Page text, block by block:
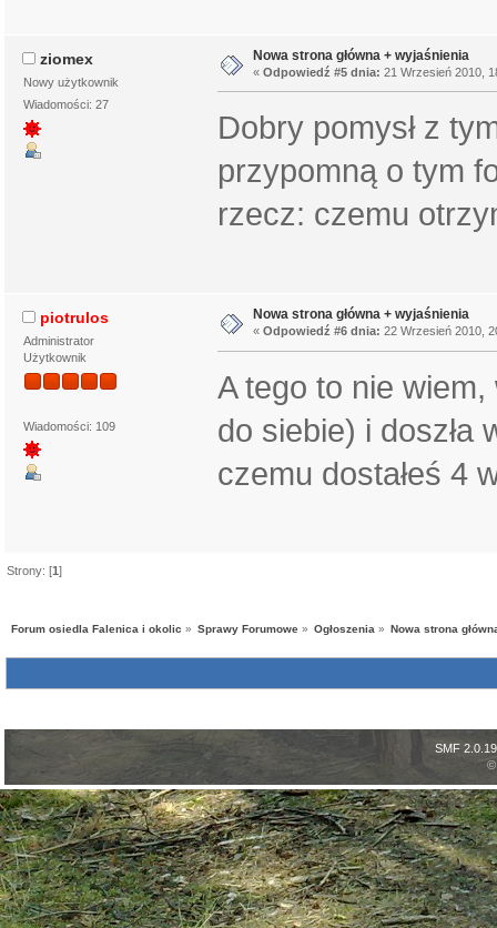
ziomex
Nowy użytkownik
Wiadomości: 27
Nowa strona główna + wyjaśnienia
« Odpowiedź #5 dnia: 21 Wrzesień 2010,
Dobry pomysł z
przypomną o tym
rzecz: czemu
piotrulos
Administrator
Użytkownik
Wiadomości: 109
Nowa strona główna + wyjaśnienia
« Odpowiedź #6 dnia: 22 Wrzesień 2010,
A tego to nie
do siebie) i doszła
czemu dostałeś 4
Strony: [1]
Forum osiedla Falenica i okolic » Sprawy Forumowe » Ogłoszenia » Nowa strona
SMF 2.0.19
©